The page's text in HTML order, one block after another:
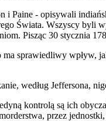
Paine - opisywali
Świata. Wszyscy byli
Pisząc 30 stycznia
sprawiedliwy
według Jeffersona,
kontrolą są ich
przez